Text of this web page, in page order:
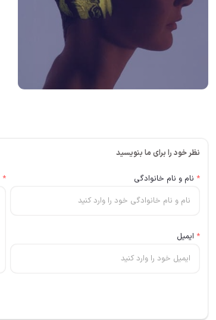
نظر خود را برای ما بنویسید
* نام و نام خانوادگی
* ایمیل
*